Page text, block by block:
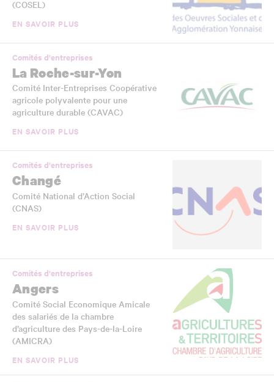
(COSEL)
EN SAVOIR PLUS
Comités d'entreprises
La Roche-sur-Yon
Comité Inter-Entreprises Coopérative
agricole polyvalente pour une
agriculture durable (CAVAC)
EN SAVOIR PLUS
Comités d'entreprises
Changé
Comité National d’Action Social
(CNAS)
EN SAVOIR PLUS
Comités d'entreprises
Angers
Comité Social Economique Amicale
des salariés de la chambre
d’agriculture des Pays-de-la-Loire
(AMICRA)
EN SAVOIR PLUS